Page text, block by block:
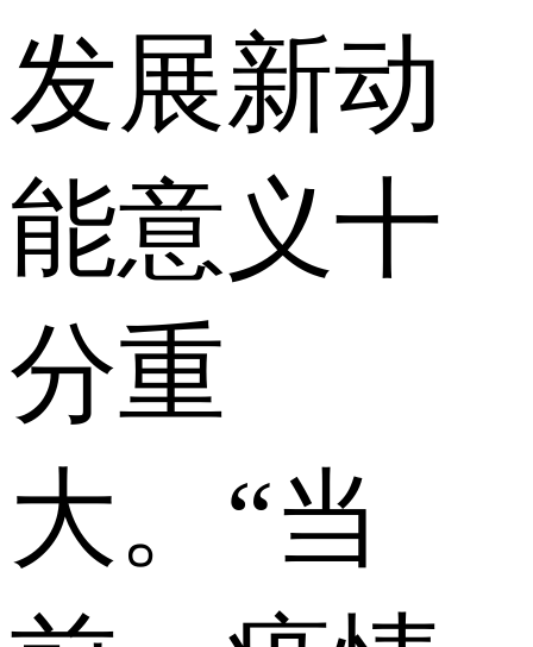
发展新动
能意义十
分重
大。“当